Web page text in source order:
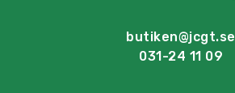
butiken@jcgt.se
031-24 11 09